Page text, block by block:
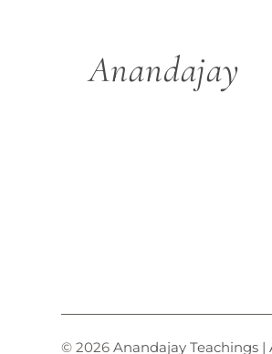
© 2026Anandajay Teachings
Anandajay